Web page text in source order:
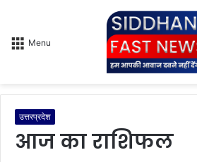
Menu
उत्तरप्रदेश
आज का राशिफल